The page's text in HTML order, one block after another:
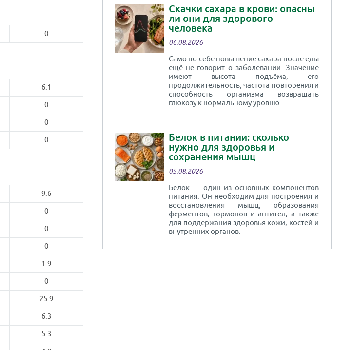
0
6.1
0
0
0
9.6
0
0
0
1.9
0
25.9
6.3
5.3
Скачки сахара в крови: опасны
ли они для здорового
человека
06.08.2026
Само по себе повышение сахара после еды
ещё не говорит о заболевании. Значение
имеют высота подъёма, его
продолжительность, частота повторения и
способность организма возвращать
глюкозу к нормальному уровню.
Белок в питании: сколько
нужно для здоровья и
сохранения мышц
05.08.2026
Белок — один из основных компонентов
питания. Он необходим для построения и
восстановления мышц, образования
ферментов, гормонов и антител, а также
для поддержания здоровья кожи, костей и
внутренних органов.